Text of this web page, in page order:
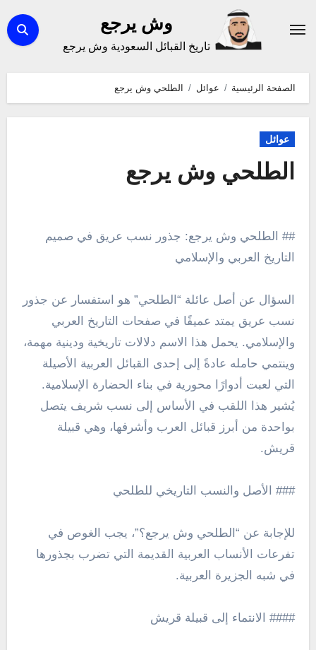
إلى
وش يرجع
تاريخ القبائل السعودية وش يرجع
الصفحة الرئيسية عوائل الطلحي وش يرجع
عوائل
الطلحي وش يرجع
## الطلحي وش يرجع: جذور نسب عريق في صميم
التاريخ العربي والإسلامي
السؤال عن أصل عائلة “الطلحي” هو استفسار عن جذور
نسب عريق يمتد عميقًا في صفحات التاريخ العربي
والإسلامي. يحمل هذا الاسم دلالات تاريخية ودينية مهمة،
وينتمي حامله عادةً إلى إحدى القبائل العربية الأصيلة
التي لعبت أدوارًا محورية في بناء الحضارة الإسلامية.
يُشير هذا اللقب في الأساس إلى نسب شريف يتصل
بواحدة من أبرز قبائل العرب وأشرفها، وهي قبيلة
قريش.
### الأصل والنسب التاريخي للطلحي
للإجابة عن “الطلحي وش يرجع؟”، يجب الغوص في
تفرعات الأنساب العربية القديمة التي تضرب بجذورها
في شبه الجزيرة العربية.
#### الانتماء إلى قبيلة قريش